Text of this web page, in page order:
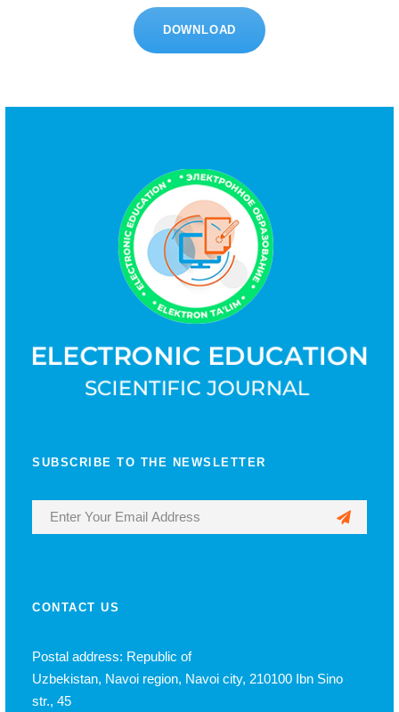
DOWNLOAD
SUBSCRIBE TO THE NEWSLETTER
CONTACT US
Postal address: Republic of
Uzbekistan, Navoi region, Navoi city, 210100 Ibn Sino
str., 45